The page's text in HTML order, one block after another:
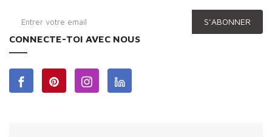
S’ABONNER
CONNECTE-TOI AVEC NOUS